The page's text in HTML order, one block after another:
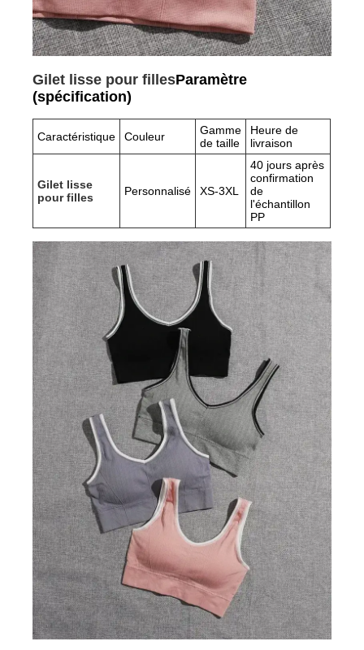
Gilet lisse pour fillesParamètre
(spécification)
Caractéristique Couleur
Gamme
de taille
Heure de
livraison
Gilet lisse
pour filles
Personnalisé XS-3XL
40 jours après
confirmation
de
l'échantillon
PP